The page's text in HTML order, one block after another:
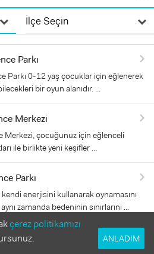
Parkı
Parkı 0-12 yaş çocuklar için eğlenerek
bir oyun alanıdır. ...
Merkezi
Merkezi, çocuğunuz için eğlenceli
ile birlikte yeni keşifler ...
Parkı
enerjisini kullanarak oynamasını
zamanda bedeninin sınırlarını ...
Centre
çerez politikamızı
ANLADIM